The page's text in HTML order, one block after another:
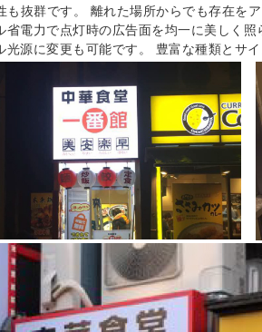
抜群です。 離れた場所からでも存在を
電力で点灯時の広告面を均一に美しく
源に変更も可能です。 豊富な種類とサイ